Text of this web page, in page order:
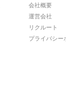
会社概要
運営会社
リクルート
プライバシー